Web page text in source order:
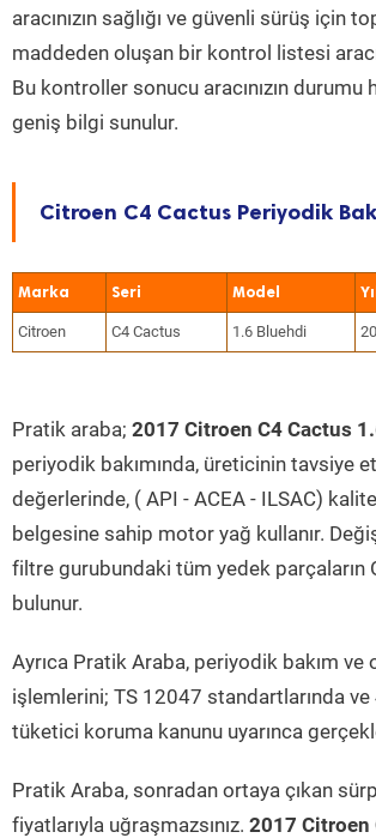
aracınızın sağlığı ve güvenli sürüş için
maddeden oluşan bir kontrol listesi
Bu kontroller sonucu aracınızın durumu
geniş bilgi sunulur.
Citroen C4 Cactus Periyodik
Marka Seri Model Yıl
Citroen C4 Cactus 1.6 Bluehdi
Pratik araba; 2017 Citroen C4 Cactus
periyodik bakımında, üreticinin tavsiye
değerlerinde, ( API - ACEA - ILSAC)
belgesine sahip motor yağ kullanır.
filtre gurubundaki tüm yedek parçaların
bulunur.
Ayrıca Pratik Araba, periyodik bakım ve
işlemlerini; TS 12047 standartlarında ve
tüketici koruma kanunu uyarınca
Pratik Araba, sonradan ortaya çıkan
fiyatlarıyla uğraşmazsınız. 2017 Citroen